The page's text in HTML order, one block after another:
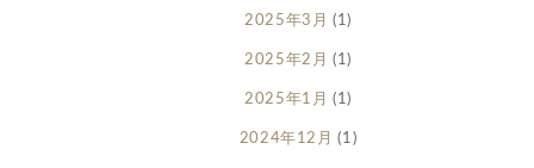
2025年3月 (1)
2025年2月 (1)
2025年1月 (1)
2024年12月 (1)